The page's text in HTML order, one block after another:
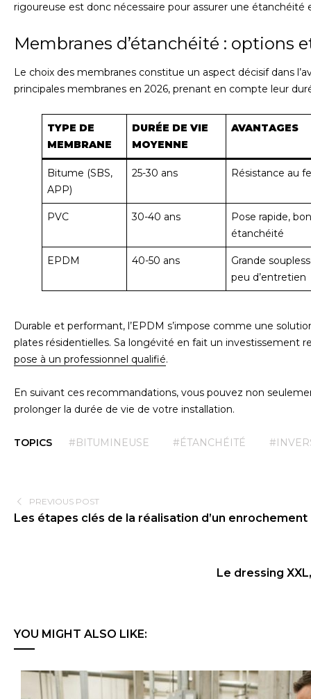
rigoureuse est donc nécessaire pour assurer une étanchéité
Membranes d’étanchéité : options
Le choix des membranes constitue un aspect décisif dans
principales membranes en 2026, prenant en compte leur
TYPE DE
MEMBRANE
DURÉE DE VIE
MOYENNE
AVANTAGES
Bitume (SBS,
APP)
25-30 ans Résistance au
PVC 30-40 ans
Pose rapide,
étanchéité
EPDM 40-50 ans
Grande
peu d’entretien
Durable et performant, l’EPDM s’impose comme une
plates résidentielles. Sa longévité en fait un investissement
pose à un professionnel qualifié.
En suivant ces recommandations, vous pouvez non
prolonger la durée de vie de votre installation.
TOPICS #BITUMINEUSE #ÉTANCHÉITÉ
PREVIOUS POST
Les étapes clés de la réalisation d’un enrochement
Le dressing
YOU MIGHT ALSO LIKE: